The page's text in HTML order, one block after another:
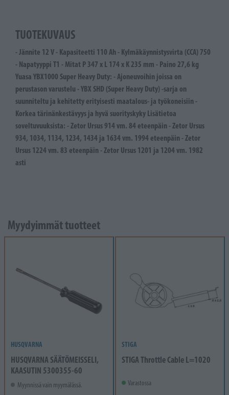
TUOTEKUVAUS
- Jännite 12 V - Kapasiteetti 110 Ah - Kylmäkäynnistysvirta (CCA) 750
- Napatyyppi T1 - Mitat P 347 x L 174 x K 235 mm - Paino 27,6 kg
Yuasa YBX1000 Super Heavy Duty: - Ajoneuvoihin joissa on
perustason varustelu - YBX SHD (Super Heavy Duty) -sarja on
suunniteltu ja kehitetty erityisesti maatalous- ja työkoneisiin -
Korkea tärinänkestävyys ja hyvä suorityskyky Lisätietoa
soveltuvuuksista: - Zetor Ursus 914 vm. 84 eteenpäin - Zetor Ursus
934, 1034, 1134, 1234, 1434 ja 1634 vm. 1994 eteenpäin - Zetor
Ursus 1224 vm. 83 eteenpäin - Zetor Ursus 1201 ja 1204 vm. 1982
asti
Myydyimmät tuotteet
HUSQVARNA
HUSQVARNA SÄÄTÖMEISSELI,
KAASUTIN 5300355-60
Myynnissä vain myymälässä.
STIGA
STIGA Throttle Cable L=1020
Varastossa